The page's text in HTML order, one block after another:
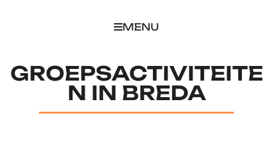
MENU
GROEPSACTIVITEITE
N IN BREDA